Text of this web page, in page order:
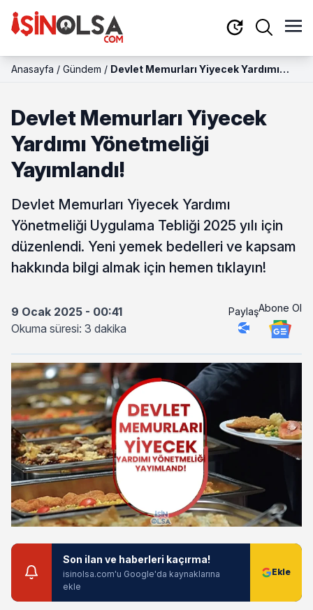
Anasayfa / Gündem / Devlet Memurları Yiyecek Yardımı
Devlet Memurları Yiyecek
Yardımı Yönetmeliği
Yayımlandı!
Devlet Memurları Yiyecek Yardımı
Yönetmeliği Uygulama Tebliği 2025 yılı için
düzenlendi. Yeni yemek bedelleri ve kapsam
hakkında bilgi almak için hemen tıklayın!
9 Ocak 2025 - 00:41
Okuma süresi: 3 dakika
PaylaşAbone Ol
Son ilan ve haberleri kaçırma!
isinolsa.com'u Google'da kaynaklarına
ekle